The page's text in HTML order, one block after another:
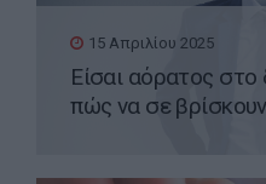
15 Απριλίου 2025
Είσαι αόρατος
πώς να σε